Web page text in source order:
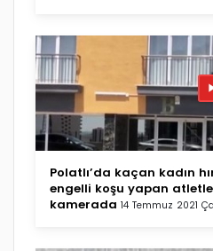
Polatlı’da kaçan kadın
engelli koşu yapan
kamerada 14 Temmuz 2021